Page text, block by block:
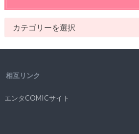
相互リンク
エンタCOMICサイト